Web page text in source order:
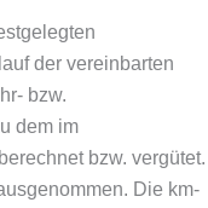
der vereinbarten
bzw.
dem im
bzw. vergütet.
Die km-